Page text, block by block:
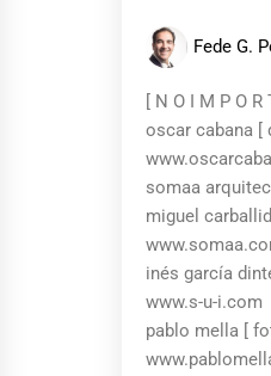
Fede G.
[ N O I M P O
oscar cabana [
somaa
miguel
inés garcía
www.s-u-i.com
pablo mella [